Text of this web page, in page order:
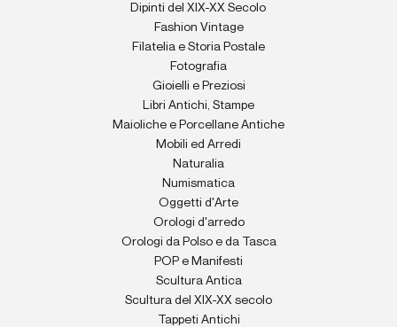
Dipinti del XIX-XX Secolo
Fashion Vintage
Filatelia e Storia Postale
Fotografia
Gioielli e Preziosi
Libri Antichi, Stampe
Maioliche e Porcellane Antiche
Mobili ed Arredi
Naturalia
Numismatica
Oggetti d'Arte
Orologi d'arredo
Orologi da Polso e da Tasca
POP e Manifesti
Scultura Antica
Scultura del XIX-XX secolo
Tappeti Antichi